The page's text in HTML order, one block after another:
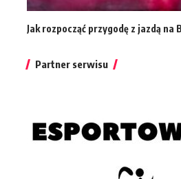
Jak rozpocząć przygodę z jazdą na
Partner serwisu